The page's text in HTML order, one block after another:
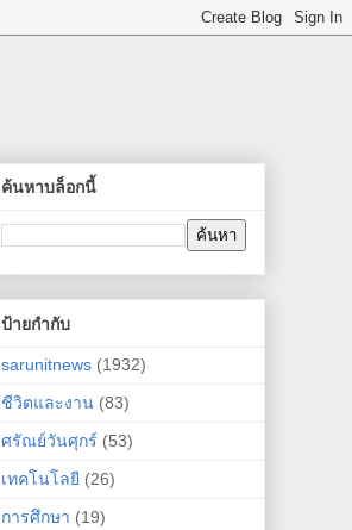
ค้นหาบล็อกนี้
ป้ายกำกับ
sarunitnews (1932)
ชีวิตและงาน (83)
ศรัณย์วันศุกร์ (53)
เทคโนโลยี (26)
การศึกษา (19)